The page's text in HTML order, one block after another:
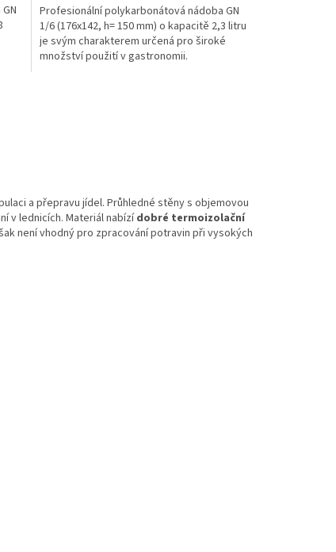
Profesionální polykarbonátová nádoba GN
1/6 (176x142, h= 150 mm) o kapacitě 2,3 litru
je svým charakterem určená pro široké
množství použití v gastronomii.
a přepravu jídel. Průhledné stěny s objemovou
v lednicích. Materiál nabízídobré termoizolační
není vhodný pro zpracování potravin při vysokých